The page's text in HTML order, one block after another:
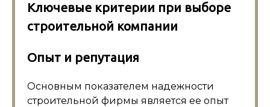
Ключевые критерии при выборе
строительной компании
Опыт и репутация
Основным показателем надежности
строительной фирмы является ее опыт